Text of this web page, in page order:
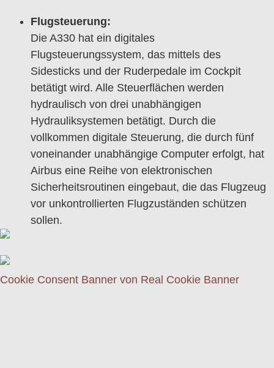
Flugsteuerung:
Die A330 hat ein digitales
Flugsteuerungssystem, das mittels des
Sidesticks und der Ruderpedale im Cockpit
betätigt wird. Alle Steuerflächen werden
hydraulisch von drei unabhängigen
Hydrauliksystemen betätigt. Durch die
vollkommen digitale Steuerung, die durch fünf
voneinander unabhängige Computer erfolgt, hat
Airbus eine Reihe von elektronischen
Sicherheitsroutinen eingebaut, die das Flugzeug
vor unkontrollierten Flugzuständen schützen
sollen.
Cookie Consent Banner von Real Cookie Banner